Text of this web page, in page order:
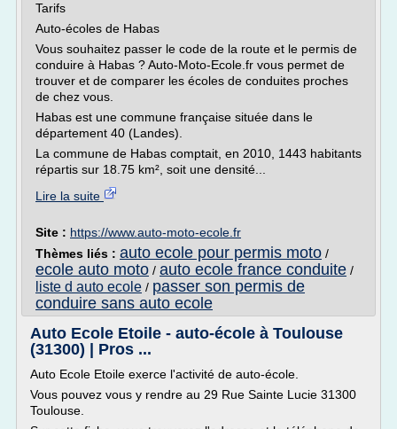
Tarifs
Auto-écoles de Habas
Vous souhaitez passer le code de la route et le permis de
conduire à Habas ? Auto-Moto-Ecole.fr vous permet de
trouver et de comparer les écoles de conduites proches
de chez vous.
Habas est une commune française située dans le
département 40 (Landes).
La commune de Habas comptait, en 2010, 1443 habitants
répartis sur 18.75 km², soit une densité...
Lire la suite
Site : https://www.auto-moto-ecole.fr
Thèmes liés : auto ecole pour permis moto /
ecole auto moto / auto ecole france conduite /
liste d auto ecole / passer son permis de
conduire sans auto ecole
Auto Ecole Etoile - auto-école à Toulouse
(31300) | Pros ...
Auto Ecole Etoile exerce l'activité de auto-école.
Vous pouvez vous y rendre au 29 Rue Sainte Lucie 31300
Toulouse.